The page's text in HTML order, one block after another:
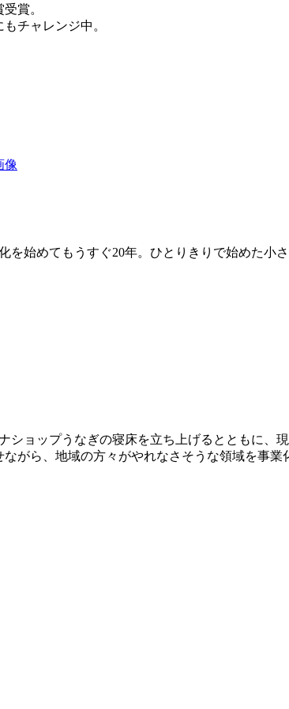
賞。
チャレンジ中。
始めてもうすぐ20年。ひとりきりで始めた小
ョップうなぎの寝床を立ち上げるとともに、
がら、地域の方々がやれなさそうな領域を事業